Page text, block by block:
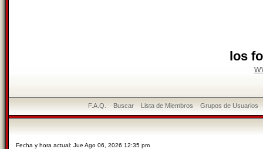
los
F.A.Q. Buscar Lista de Miembros Grupos de Usuarios
Fecha y hora actual: Jue Ago 06, 2026 12:35 pm